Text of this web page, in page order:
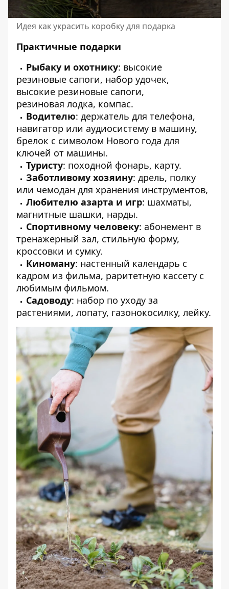
Идея как украсить коробку для подарка
Практичные подарки
Рыбаку и охотнику: высокие
резиновые сапоги, набор удочек,
высокие резиновые сапоги,
резиновая лодка, компас.
Водителю: держатель для телефона,
навигатор или аудиосистему в машину,
брелок с символом Нового года для
ключей от машины.
Туристу: походной фонарь, карту.
Заботливому хозяину: дрель, полку
или чемодан для хранения инструментов,
Любителю азарта и игр: шахматы,
магнитные шашки, нарды.
Спортивному человеку: абонемент в
тренажерный зал, стильную форму,
кроссовки и сумку.
Киноману: настенный календарь с
кадром из фильма, раритетную кассету с
любимым фильмом.
Садоводу: набор по уходу за
растениями, лопату, газонокосилку, лейку.